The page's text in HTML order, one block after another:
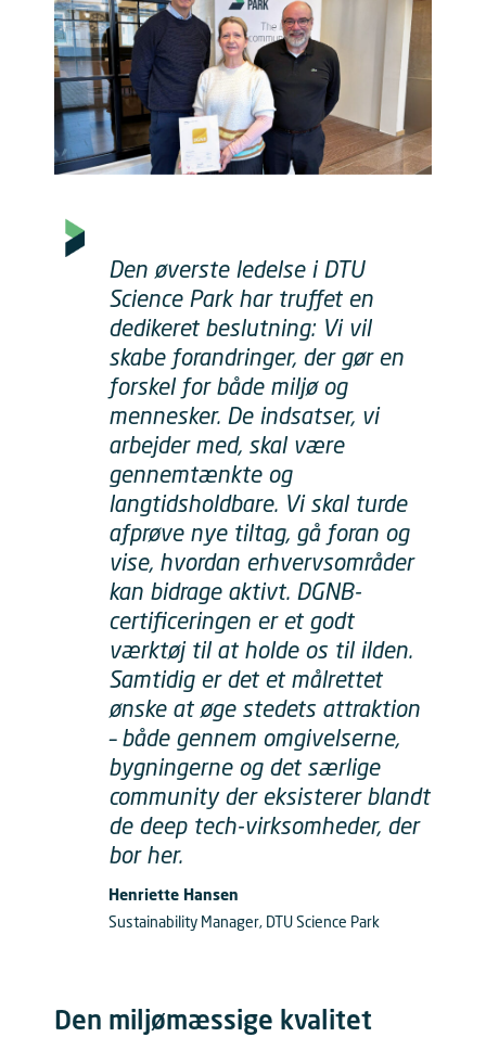
Den øverste ledelse i DTU
Science Park har truffet en
dedikeret beslutning: Vi vil
skabe forandringer, der gør en
forskel for både miljø og
mennesker. De indsatser, vi
arbejder med, skal være
gennemtænkte og
langtidsholdbare. Vi skal turde
afprøve nye tiltag, gå foran og
vise, hvordan erhvervsområder
kan bidrage aktivt. DGNB-
certificeringen er et godt
værktøj til at holde os til ilden.
Samtidig er det et målrettet
ønske at øge stedets attraktion
– både gennem omgivelserne,
bygningerne og det særlige
community der eksisterer blandt
de deep tech-virksomheder, der
bor her.
Henriette Hansen
Sustainability Manager, DTU Science Park
Den miljømæssige kvalitet